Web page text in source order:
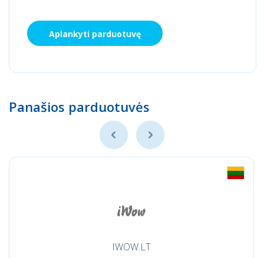
Aplankyti parduotuvę
Panašios parduotuvės
IWOW.LT